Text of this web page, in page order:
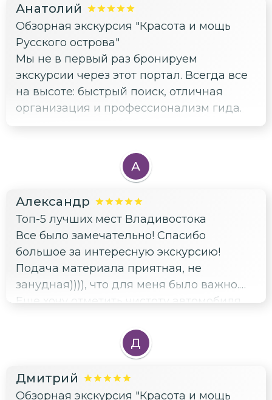
об острове, и прям чувствовалась ее
любовь к своему Владивостоку. Хочется
вернуться!
Анатолий
Обзорная экскурсия "Красота и мощь
Русского острова"
Мы не в первый раз бронируем
экскурсии через этот портал. Всегда все
на высоте: быстрый поиск, отличная
организация и профессионализм гида.
А
Александр
Топ-5 лучших мест Владивостока
Все было замечательно! Спасибо
большое за интересную экскурсию!
Подача материала приятная, не
занудная)))), что для меня было важно.
Еще хочу отметить чистоту автомобиля,
экскурсия и бывало комфорт
отсутствовал напрочь. Всем рекомендую
Д
Дмитрий
Обзорная экскурсия "Красота и мощь